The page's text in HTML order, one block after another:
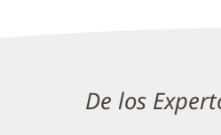
De los